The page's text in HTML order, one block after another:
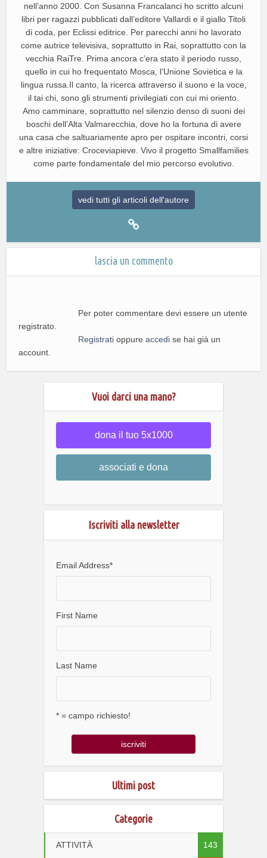
nell’anno 2000. Con Susanna Francalanci ho scritto alcuni
libri per ragazzi pubblicati dall’editore Vallardi e il giallo Titoli
di coda, per Eclissi editrice. Per parecchi anni ho lavorato
come autrice televisiva, soprattutto in Rai, soprattutto con la
vecchia RaiTre. Prima ancora c’era stato il periodo russo,
quello in cui ho frequentato Mosca, l’Unione Sovietica e la
lingua russa.Il canto, la ricerca attraverso il suono e la voce,
il tai chi, sono gli strumenti privilegiati con cui mi oriento.
Amo camminare, soprattutto nel silenzio denso di suoni dei
boschi dell’Alta Valmarecchia, dove ho la fortuna di avere
una casa che saltuariamente apro per ospitare incontri, corsi
e altre iniziative: Croceviapieve. Vivo il progetto Smallfamilies
come parte fondamentale del mio percorso evolutivo.
vedi tutti gli articoli dell'autore
lascia un commento
Per poter commentare devi essere un utente
registrato.
Registrati oppureaccedi se hai già un
account.
Vuoi darci una mano?
dona il tuo 5x1000
associati e dona
Iscriviti alla newsletter
Email Address*
First Name
Last Name
* = campo richiesto!
Ultimi post
Categorie
ATTIVITÀ 143